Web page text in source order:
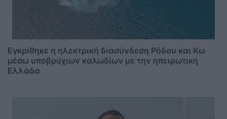
Εγκρίθηκε η ηλεκτρική διασύνδεση Ρόδου και Κω
μέσω υποβρύχιων καλωδίων με την ηπειρωτική
Ελλάδα